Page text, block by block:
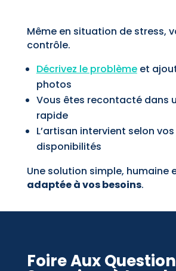
Même en situation de stress,
contrôle.
Décrivez le problèmeet
photos
Vous êtes recontacté dans
rapide
L’artisan intervient selon vos
disponibilités
Une solution simple, humaine
adaptée à vos besoins.
Foire Aux